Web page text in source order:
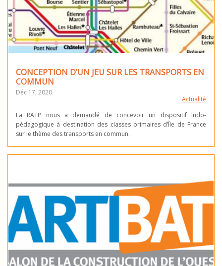
CONCEPTION D’UN JEU SUR LES TRANSPORTS EN
COMMUN
Déc 17, 2020
Actualité
La RATP nous a demandé de concevoir un dispositif ludo-
pédagogique à destination des classes primaires d’Île de France
sur le thème des transports en commun.